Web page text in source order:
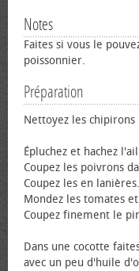
Notes
Faites si vous le
poissonnier.
Préparation
Nettoyez les chipirons
Épluchez et hachez
Coupez les poivrons
Coupez les en lanières.
Mondez les tomates
Coupez finement le
Dans une cocotte
avec un peu d'huile